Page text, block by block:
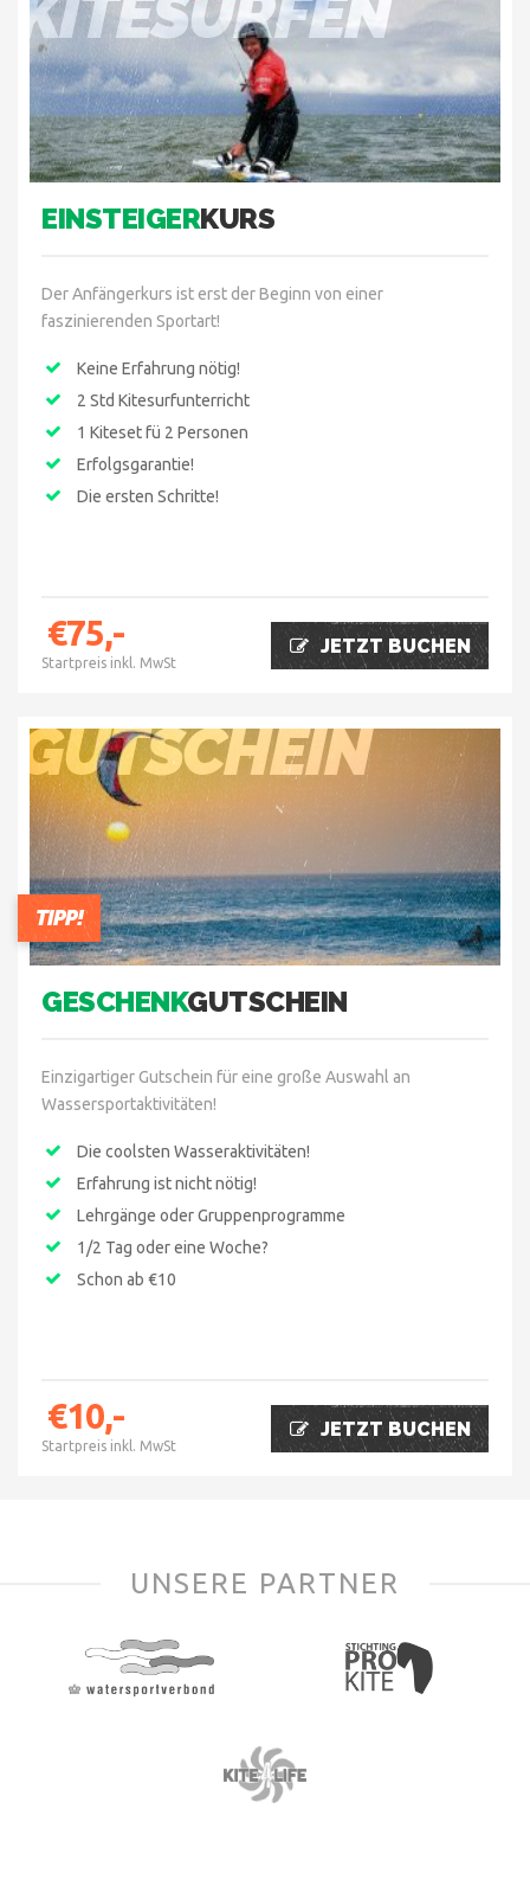
EINSTEIGERKURS
Der Anfängerkurs ist erst der Beginn von einer
faszinierenden Sportart!
Keine Erfahrung nötig!
2 Std Kitesurfunterricht
1 Kiteset fü 2 Personen
Erfolgsgarantie!
Die ersten Schritte!
€75,-
Startpreis inkl. MwSt
JETZT BUCHEN
TIPP!
GUTSCHEIN
GESCHENKGUTSCHEIN
Einzigartiger Gutschein für eine große Auswahl an
Wassersportaktivitäten!
Die coolsten Wasseraktivitäten!
Erfahrung ist nicht nötig!
Lehrgänge oder Gruppenprogramme
1/2 Tag oder eine Woche?
Schon ab €10
€10,-
Startpreis inkl. MwSt
JETZT BUCHEN
UNSERE PARTNER